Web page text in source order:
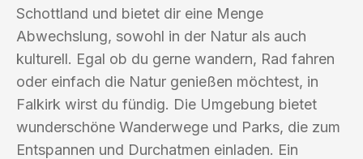
Schottland und bietet dir eine Menge
Abwechslung, sowohl in der Natur als auch
kulturell. Egal ob du gerne wandern, Rad fahren
oder einfach die Natur genießen möchtest, in
Falkirk wirst du fündig. Die Umgebung bietet
wunderschöne Wanderwege und Parks, die zum
Entspannen und Durchatmen einladen. Ein